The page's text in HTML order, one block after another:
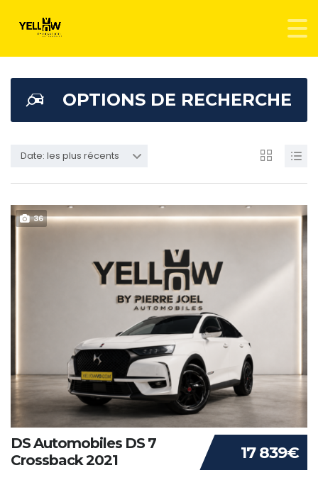
OPTIONS DE RECHERCHE
Date: les plus récents
36
17 839€
DS Automobiles DS 7
Crossback 2021